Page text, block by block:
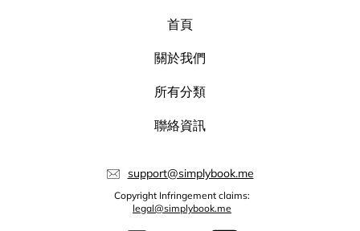
首頁
關於我們
所有分類
聯絡資訊
support@simplybook.me
Copyright Infringement claims:
legal@simplybook.me